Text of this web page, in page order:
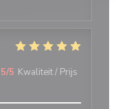
5/5 Kwaliteit / Prijs